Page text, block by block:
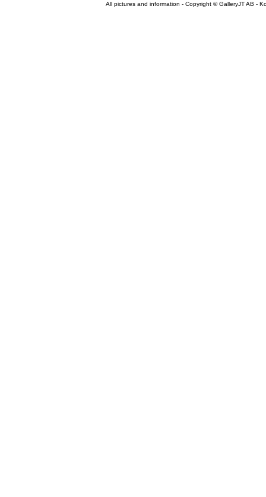
All pictures and information - Copyright © GalleryJT AB -